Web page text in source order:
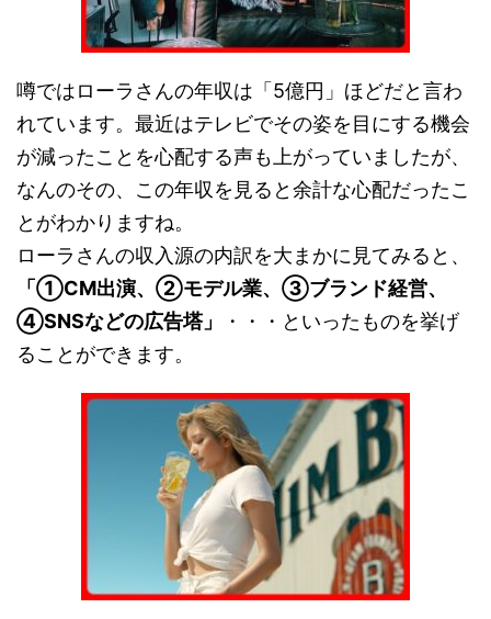
噂ではローラさんの年収は「5億円」ほどだと言わ
れています。最近はテレビでその姿を目にする機会
が減ったことを心配する声も上がっていましたが、
なんのその、この年収を見ると余計な心配だったこ
とがわかりますね。
ローラさんの収入源の内訳を大まかに見てみると、
「①CM出演、②モデル業、③ブランド経営、
④SNSなどの広告塔」
・・・といったものを挙げ
ることができます。